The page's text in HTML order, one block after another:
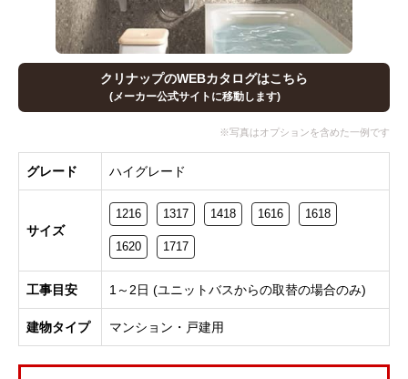
クリナップのWEBカタログはこちら
(メーカー公式サイトに移動します)
グレード ハイグレード
サイズ
1216 1317 1418 1616 1618
1620 1717
工事目安 1～2日 (ユニットバスからの取替の場合のみ)
建物タイプ マンション・戸建用